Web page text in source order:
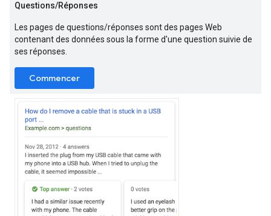
Questions/Réponses
Les pages de questions/réponses sont des pages Web
contenant des données sous la forme d'une question suivie de
ses réponses.
Commencer